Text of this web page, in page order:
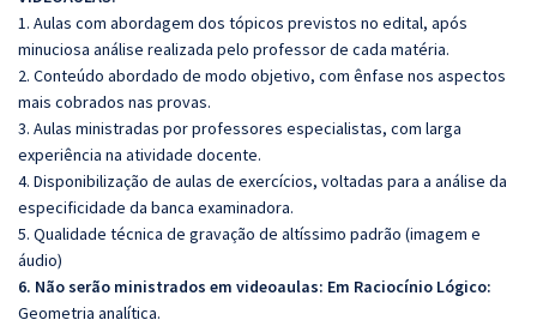
1. Aulas com abordagem dos tópicos previstos no edital, após
minuciosa análise realizada pelo professor de cada matéria.
2. Conteúdo abordado de modo objetivo, com ênfase nos aspectos
mais cobrados nas provas.
3. Aulas ministradas por professores especialistas, com larga
experiência na atividade docente.
4. Disponibilização de aulas de exercícios, voltadas para a análise da
especificidade da banca examinadora.
5. Qualidade técnica de gravação de altíssimo padrão (imagem e
áudio)
6. Não serão ministrados em videoaulas: Em Raciocínio Lógico:
Geometria analítica.